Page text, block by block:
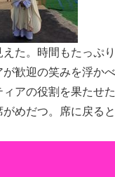
た。時間もたっぷ
歓迎の笑みを浮か
アの役割を果たせ
めだつ。席に戻る